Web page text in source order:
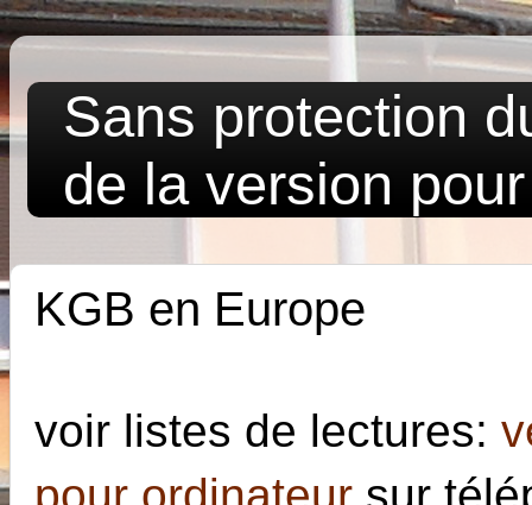
Sans protection
de la version
KGB en Europe
voir listes de lectures: